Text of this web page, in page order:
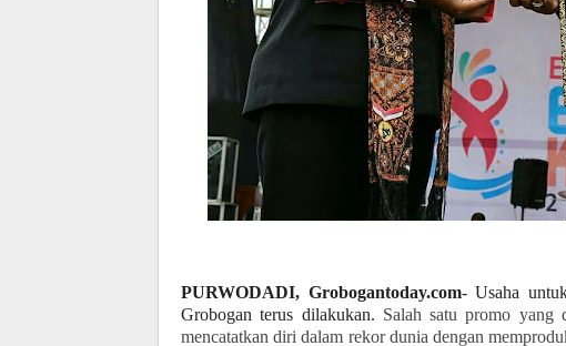
PURWODADI, Grobogantoday.com- Usaha
Grobogan terus dilakukan. Salah satu promo yang
mencatatkan diri dalam rekor dunia dengan